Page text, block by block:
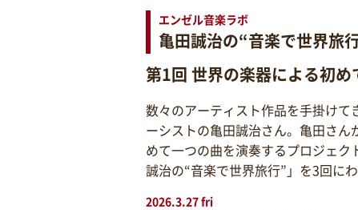
エンゼル音楽ラボ
亀田誠治の“音楽で世界旅
第1回 世界の楽器による初め
数々のアーティスト作品を手掛けて
ーシストの亀田誠治さん。亀田さん
めて一つの曲を演奏するプロジェ
誠治の“音楽で世界旅行”」を3回に
2026.3.27 fri